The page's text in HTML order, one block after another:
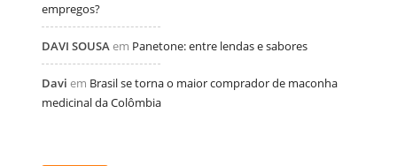
empregos?
DAVI SOUSAem Panetone: entre lendas e sabores
Davi em Brasil se torna o maior comprador de maconha
medicinal da Colômbia